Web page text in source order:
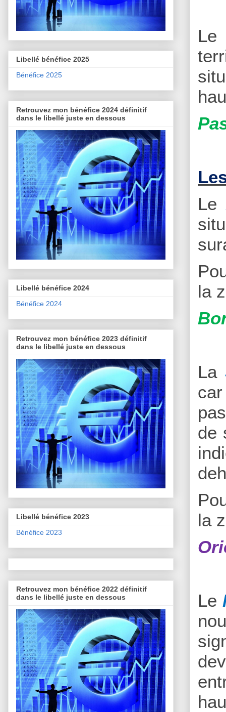
Le
Le
la
La
de
la
Le
Libellé bénéfice 2025
Bénéfice 2025
Retrouvez mon bénéfice 2024 définitif
dans le libellé juste en dessous
Libellé bénéfice 2024
Bénéfice 2024
Retrouvez mon bénéfice 2023 définitif
dans le libellé juste en dessous
Libellé bénéfice 2023
Bénéfice 2023
Retrouvez mon bénéfice 2022 définitif
dans le libellé juste en dessous